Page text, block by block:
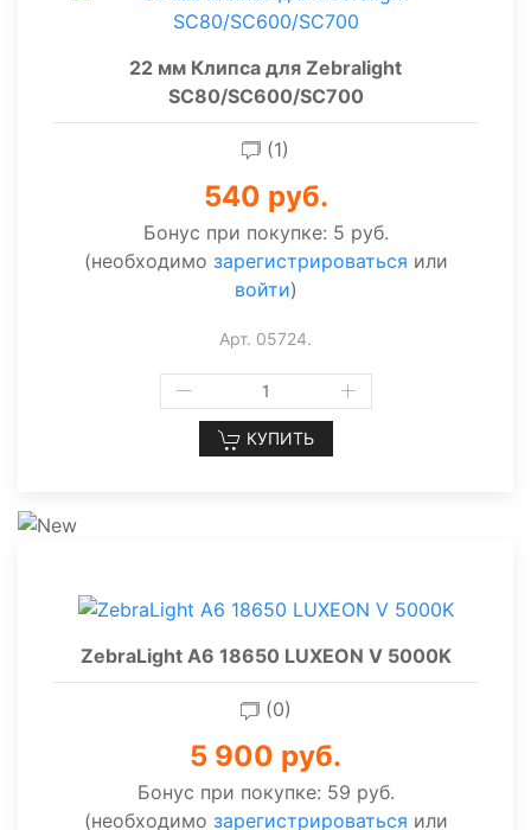
22 мм Клипса для Zebralight
SC80/SC600/SC700
(1)
540 руб.
Бонус при покупке: 5 руб.
(необходимо зарегистрироваться или
войти)
Арт. 05724.
КУПИТЬ
ZebraLight A6 18650 LUXEON V 5000K
(0)
5 900 руб.
Бонус при покупке: 59 руб.
(необходимо зарегистрироваться или